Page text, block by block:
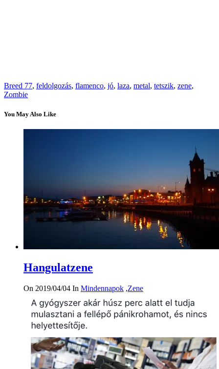
Breed 77, feldolgozás, flamenco, jó, laza, metal, tetszik, zene,
Zombie
You May Also Like
Hangulatzene
On 2019/04/04 In Mindennapok ,Zene